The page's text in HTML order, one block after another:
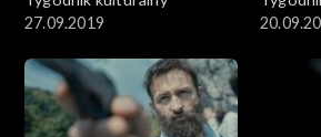
27.09.2019